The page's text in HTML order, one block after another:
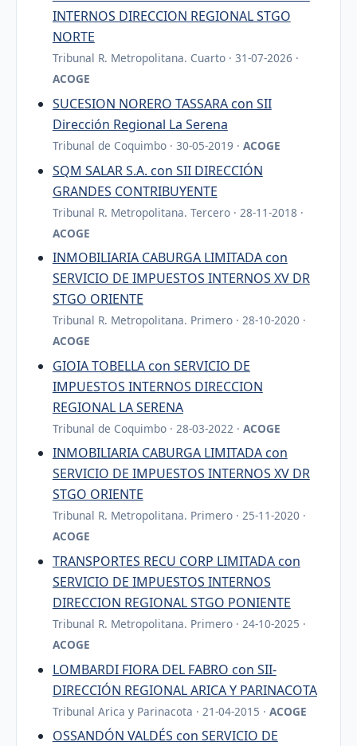
INTERNOS DIRECCION REGIONAL STGO
NORTE
Tribunal R. Metropolitana. Cuarto · 31-07-2026 ·
ACOGE
SUCESION NORERO TASSARA con SII
Dirección Regional La Serena
Tribunal de Coquimbo · 30-05-2019 · ACOGE
SQM SALAR S.A. con SII DIRECCIÓN
GRANDES CONTRIBUYENTE
Tribunal R. Metropolitana. Tercero · 28-11-2018 ·
ACOGE
INMOBILIARIA CABURGA LIMITADA con
SERVICIO DE IMPUESTOS INTERNOS XV DR
STGO ORIENTE
Tribunal R. Metropolitana. Primero · 28-10-2020 ·
ACOGE
GIOIA TOBELLA con SERVICIO DE
IMPUESTOS INTERNOS DIRECCION
REGIONAL LA SERENA
Tribunal de Coquimbo · 28-03-2022 · ACOGE
INMOBILIARIA CABURGA LIMITADA con
SERVICIO DE IMPUESTOS INTERNOS XV DR
STGO ORIENTE
Tribunal R. Metropolitana. Primero · 25-11-2020 ·
ACOGE
TRANSPORTES RECU CORP LIMITADA con
SERVICIO DE IMPUESTOS INTERNOS
DIRECCION REGIONAL STGO PONIENTE
Tribunal R. Metropolitana. Primero · 24-10-2025 ·
ACOGE
LOMBARDI FIORA DEL FABRO con SII-
DIRECCIÓN REGIONAL ARICA Y PARINACOTA
Tribunal Arica y Parinacota · 21-04-2015 · ACOGE
OSSANDÓN VALDÉS con SERVICIO DE